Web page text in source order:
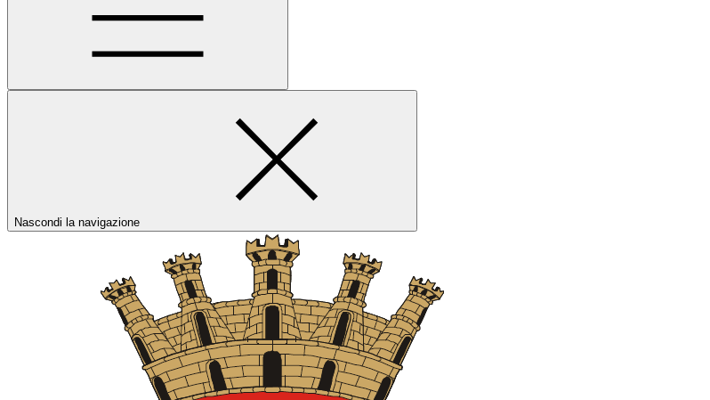
Nascondi la navigazione